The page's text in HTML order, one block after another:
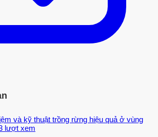
và kỹ thuật trồng rừng hiệu quả ở vùng
lượt xem